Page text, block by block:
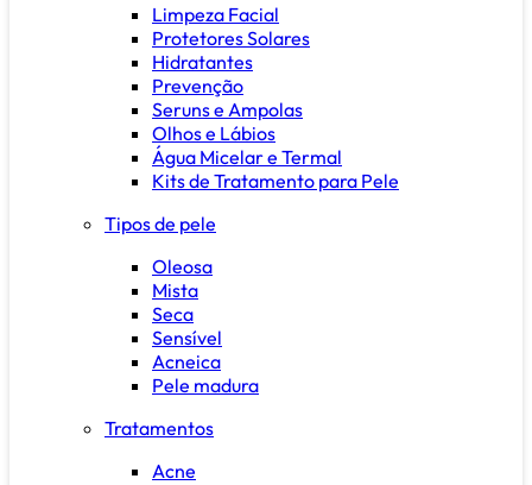
Limpeza Facial
Protetores Solares
Hidratantes
Prevenção
Seruns e Ampolas
Olhos e Lábios
Água Micelar e Termal
Kits de Tratamento para Pele
Tipos de pele
Oleosa
Mista
Seca
Sensível
Acneica
Pele madura
Tratamentos
Acne